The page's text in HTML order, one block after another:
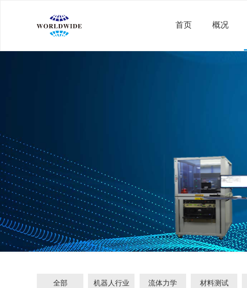
首页 概况
全部 机器人行业 流体力学 材料测试